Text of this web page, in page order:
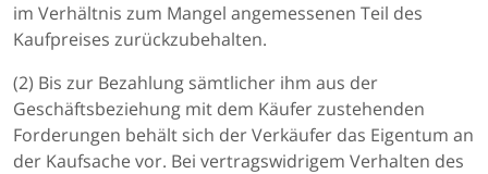
im Verhältnis zum Mangel angemessenen Teil des
Kaufpreises zurückzubehalten.
(2) Bis zur Bezahlung sämtlicher ihm aus der
Geschäftsbeziehung mit dem Käufer zustehenden
Forderungen behält sich der Verkäufer das Eigentum an
der Kaufsache vor. Bei vertragswidrigem Verhalten des